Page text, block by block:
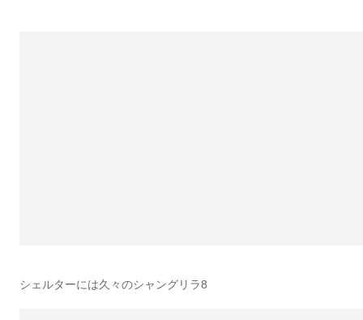
シェルターには久々のシャングリラ8